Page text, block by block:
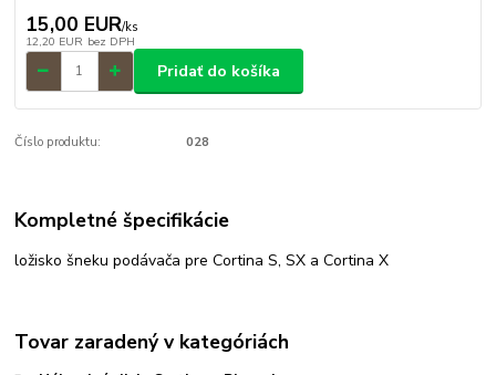
15,00 EUR/ks
12,20 EUR bez DPH
Pridať do košíka
Číslo produktu: 028
Kompletné špecifikácie
ložisko šneku podávača pre Cortina S, SX a Cortina X
Tovar zaradený v kategóriách